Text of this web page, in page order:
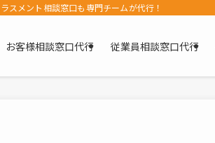
スメント相談窓口も専門チームが代行！
お客様相談窓口代行 従業員相談窓口代行